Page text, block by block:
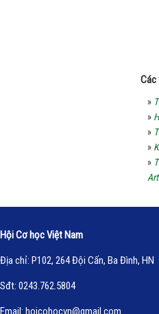
Các
»
»
»
»
»
Hội Cơ học Việt Nam
Địa chỉ: P102, 264 Đội Cấn, Ba Đình, HN
Sđt: 0243.762.5804
Email: hoicohocvn@gmail.com